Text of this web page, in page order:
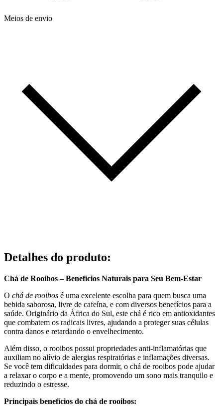
Meios de envio
Detalhes do produto:
Chá de Rooibos – Benefícios Naturais para Seu Bem-Estar
O chá de rooibos é uma excelente escolha para quem busca uma
bebida saborosa, livre de cafeína, e com diversos benefícios para a
saúde. Originário da África do Sul, este chá é rico em antioxidantes
que combatem os radicais livres, ajudando a proteger suas células
contra danos e retardando o envelhecimento.
Além disso, o rooibos possui propriedades anti-inflamatórias que
auxiliam no alívio de alergias respiratórias e inflamações diversas.
Se você tem dificuldades para dormir, o chá de rooibos pode ajudar
a relaxar o corpo e a mente, promovendo um sono mais tranquilo e
reduzindo o estresse.
Principais benefícios do chá de rooibos: